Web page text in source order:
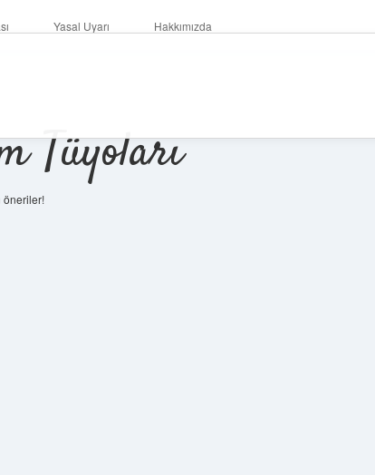
Yasal Uyarı Hakkımızda
Tüyoları
öneriler!